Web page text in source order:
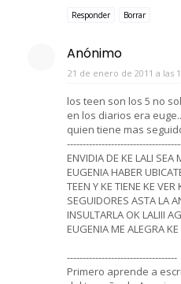
Responder Borrar
Anónimo
21 de enero de 2011 a las
los teen son los 5 no
en los diarios era
quien tiene mas
ENVIDIA DE KE LALI SEA
EUGENIA HABER
TEEN Y KE TIENE KE
SEGUIDORES ASTA LA
INSULTARLA OK LALIII
EUGENIA ME ALEGRA
-----------------------------------
Primero aprende a